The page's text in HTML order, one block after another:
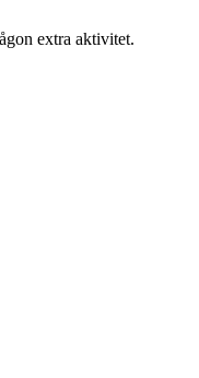
extra aktivitet.